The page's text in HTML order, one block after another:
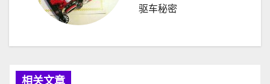
驱车秘密
相关文章